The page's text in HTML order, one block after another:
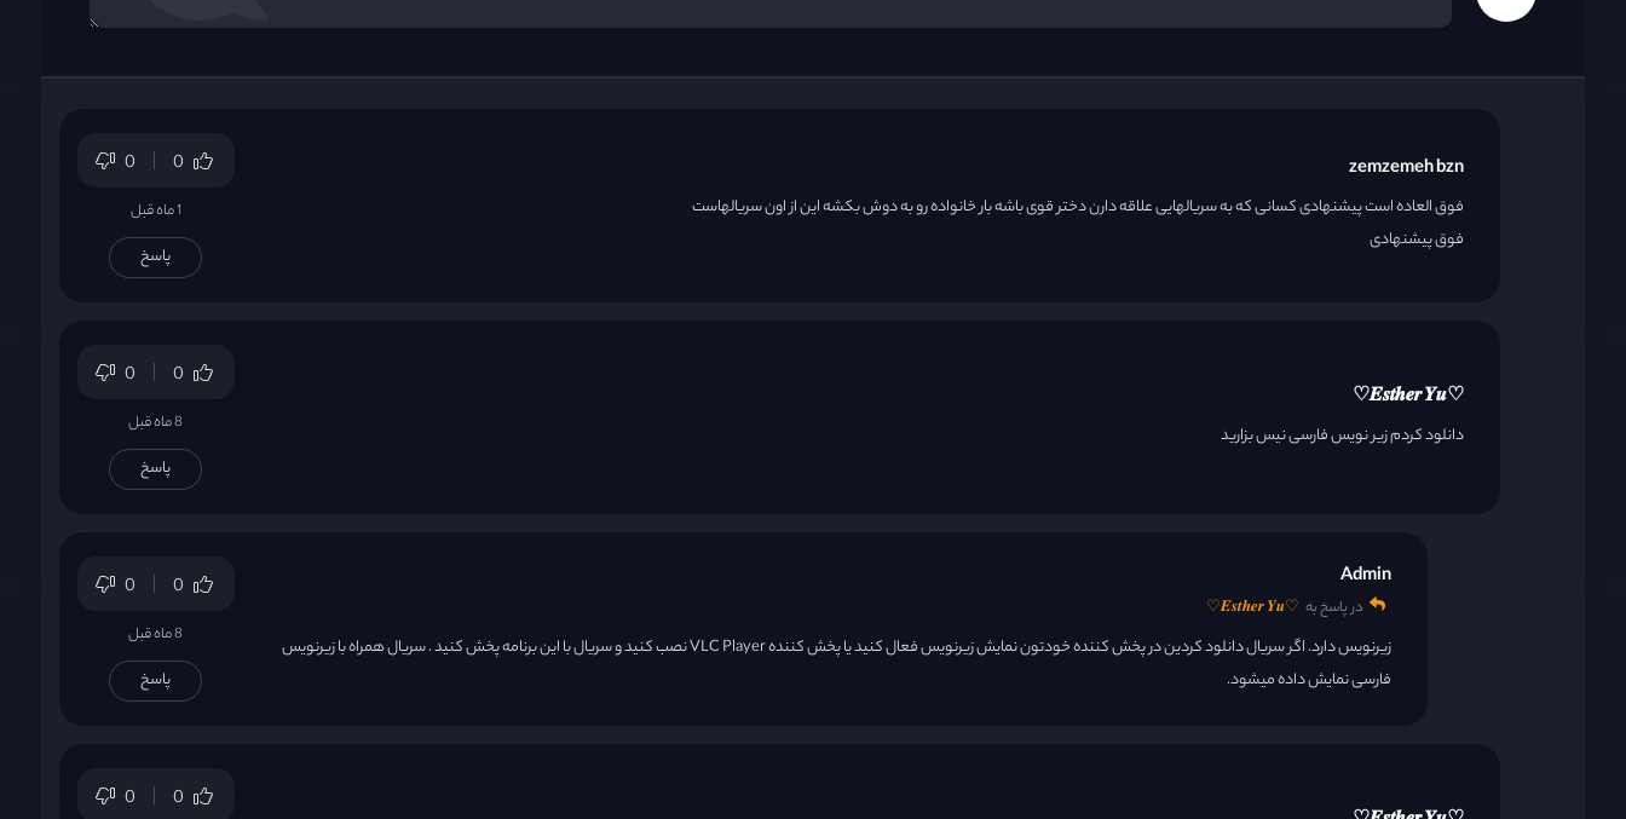
قسمت 25
قسمت 26
قسمت 27
zemzemeh bzn
فوق العاده است پیشنهادی کسانی که به سریالهایی علاقه دارن دختر قوی باشه بار خانواده رو به دوش بکشه این از اون سریالهاست
فوق پیشنهادی
0 0
1 ماه قبل
پاسخ
♡️𝑬𝒔𝒕𝒉𝒆𝒓 𝒀𝒖♡️
دانلود کردم زیر نویس فارسی نیس بزارید
0 0
8 ماه قبل
پاسخ
Admin
در پاسخ به ♡️𝑬𝒔𝒕𝒉𝒆𝒓 𝒀𝒖♡️
زیرنویس دارد. اگر سریال دانلود کردین در پخش کننده خودتون نمایش زیرنویس فعال کنید یا پخش کننده VLC Player نصب کنید و سریال با این برنامه پخش کنید . سریال همراه با زیرنویس
فارسی نمایش داده میشود.
0 0
8 ماه قبل
پاسخ
0 0